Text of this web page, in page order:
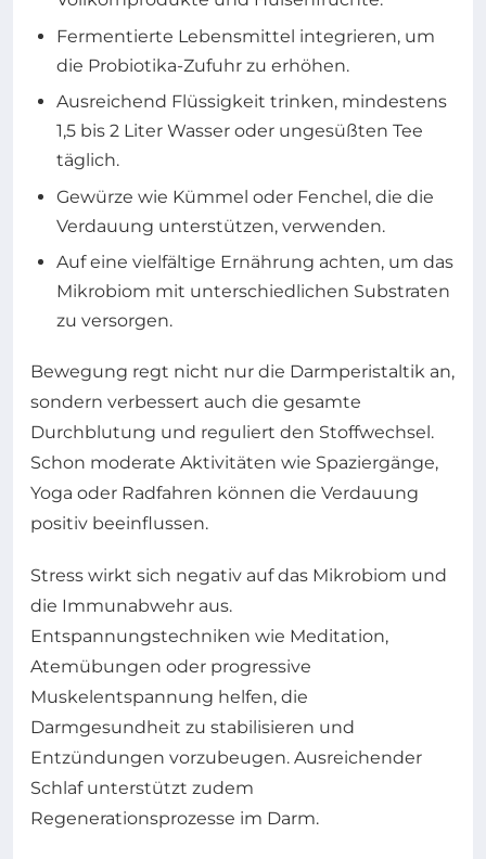
Fermentierte Lebensmittel integrieren, um
die Probiotika-Zufuhr zu erhöhen.
Ausreichend Flüssigkeit trinken, mindestens
1,5 bis 2 Liter Wasser oder ungesüßten Tee
täglich.
Gewürze wie Kümmel oder Fenchel, die die
Verdauung unterstützen, verwenden.
Auf eine vielfältige Ernährung achten, um das
Mikrobiom mit unterschiedlichen Substraten
zu versorgen.
Bewegung regt nicht nur die Darmperistaltik an,
sondern verbessert auch die gesamte
Durchblutung und reguliert den Stoffwechsel.
Schon moderate Aktivitäten wie Spaziergänge,
Yoga oder Radfahren können die Verdauung
positiv beeinflussen.
Stress wirkt sich negativ auf das Mikrobiom und
die Immunabwehr aus.
Entspannungstechniken wie Meditation,
Atemübungen oder progressive
Muskelentspannung helfen, die
Darmgesundheit zu stabilisieren und
Entzündungen vorzubeugen. Ausreichender
Schlaf unterstützt zudem
Regenerationsprozesse im Darm.